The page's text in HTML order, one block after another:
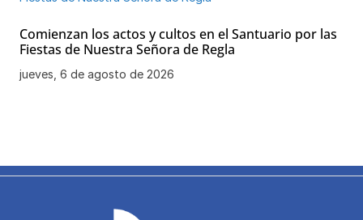
Comienzan los actos y cultos en el Santuario por las
Fiestas de Nuestra Señora de Regla
jueves, 6 de agosto de 2026